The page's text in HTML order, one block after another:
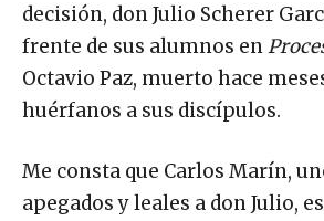
decisión, don Julio Scherer
frente de sus alumnos en
Octavio Paz, muerto hace
huérfanos a sus discípulos.
Me consta que Carlos Marín,
apegados y leales a don Julio,